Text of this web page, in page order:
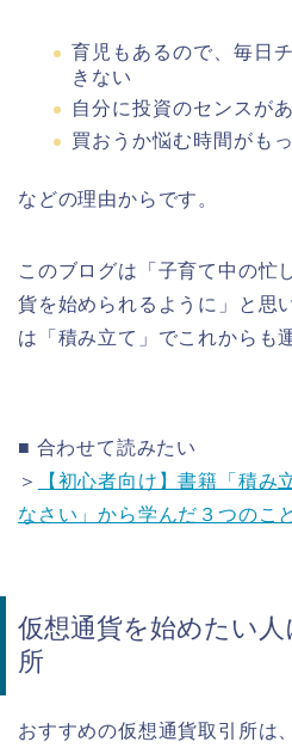
育児もあるので、毎日
きない
自分に投資のセンスが
買おうか悩む時間がも
などの理由からです。
このブログは「子育て中の忙
貨を始められるように」と思
は「積み立て」でこれからも
■ 合わせて読みたい
＞
【初心者向け】書籍「積み
なさい」から学んだ３つのこと
仮想通貨を始めたい人
所
おすすめの仮想通貨取引所は